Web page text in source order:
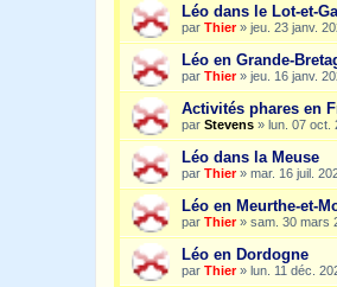
Léo dans le Lot-et-
par Thier» jeu. 23 janv.
Léo en Grande-
par Thier» jeu. 16 janv.
Activités phares en
par Stevens » lun. 07 oct.
Léo dans la Meuse
par Thier» mar. 16 juil.
Léo en Meurthe-et-
par Thier» sam. 30 mars
Léo en Dordogne
par Thier» lun. 11 déc.